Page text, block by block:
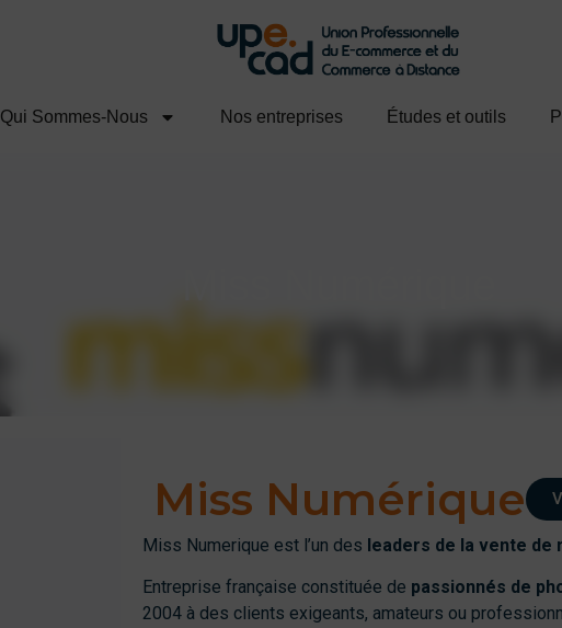
Qui Sommes-Nous Nos entreprises Études et outils
Miss Numérique
Miss Numerique est l’un des leaders de la vente de
Entreprise française constituée de passionnés de
2004 à des clients exigeants, amateurs ou